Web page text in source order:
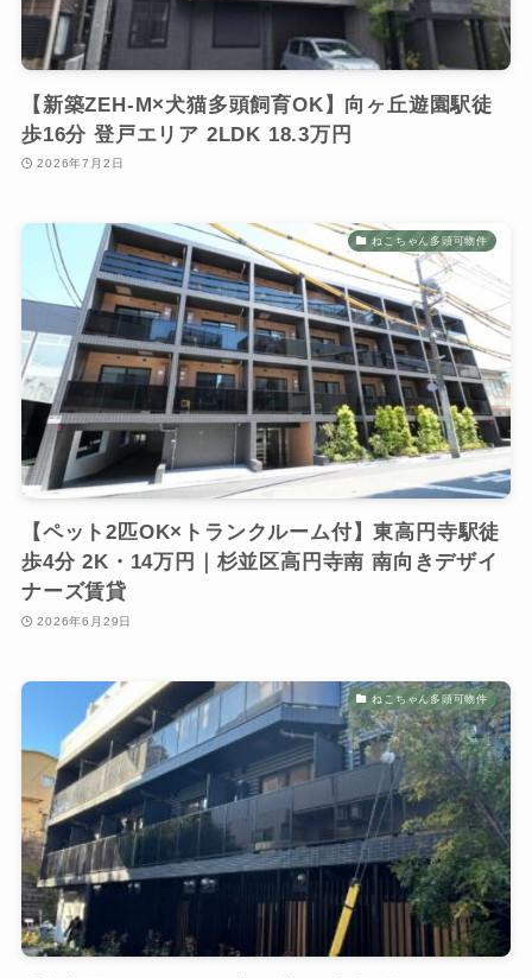
【新築ZEH-M×犬猫多頭飼育OK】向ヶ丘遊園駅徒
歩16分 登戸エリア 2LDK 18.3万円
2026年7月2日
ねこちゃん多頭可物件
【ペット2匹OK×トランクルーム付】東高円寺駅徒
歩4分 2K・14万円｜杉並区高円寺南 南向きデザイ
ナーズ賃貸
2026年6月29日
ねこちゃん多頭可物件